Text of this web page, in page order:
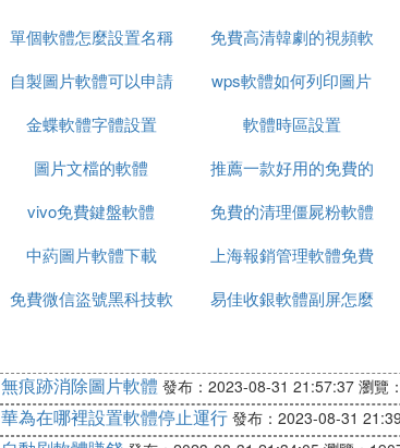
單個軟體怎麼設置名稱
免費高清韓劇的視頻軟
體
自製圖片軟體可以申請
軟著
wps軟體如何列印圖片
更清晰
金蝶軟體字體設置 軟體時區設置
圖片文檔的軟體
推薦一款好用的免費的
錄屏軟體
vivo免費鍵盤軟體 免費的清理僵屍粉軟體
中葯圖片軟體下載
上海報銷管理軟體免費
版
免費微信盜號黑科技軟
易佳收銀軟體副屏怎麼
無痕跡消除圖片軟體 發布：2023-08-31 21:57:37 瀏覽
華為在哪裡設置軟體停止運行 發布：2023-08-31